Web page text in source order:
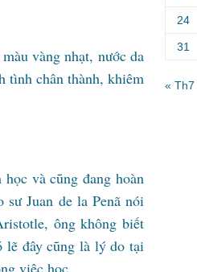
vàng nhạt, nước da
tình chân thành, khiêm
và cũng đang hoàn
Juan de la Penã nói
ông không biết
lẽ đây cũng là lý do tại
việc học.
24
31
« Th7